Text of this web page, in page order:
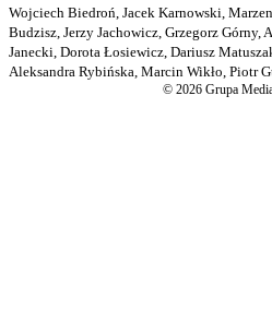
Wojciech Biedroń, Jacek Karnowski,
Budzisz, Jerzy Jachowicz, Grzegorz Górny,
Janecki, Dorota Łosiewicz, Dariusz
Aleksandra Rybińska, Marcin Wikło, Piotr
© 2026 Grupa